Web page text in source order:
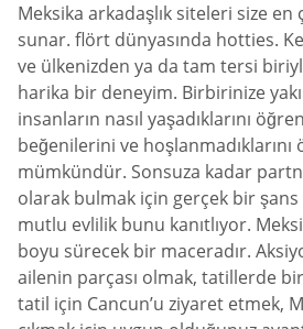
Meksika arkadaşlık siteleri size en
sunar. flört dünyasında hotties.
ve ülkenizden ya da tam tersi
harika bir deneyim. Birbirinize
insanların nasıl yaşadıklarını
beğenilerini ve hoşlanmadıklarını
mümkündür. Sonsuza kadar
olarak bulmak için gerçek bir
mutlu evlilik bunu kanıtlıyor.
boyu sürecek bir maceradır.
ailenin parçası olmak, tatillerde
tatil için Cancun’u ziyaret etmek,